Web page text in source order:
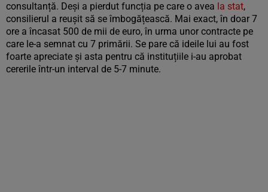
consultanță. Deși a pierdut funcția pe care o avea la stat,
consilierul a reușit să se îmbogățească. Mai exact, în doar 7
ore a încasat 500 de mii de euro, în urma unor contracte pe
care le-a semnat cu 7 primării. Se pare că ideile lui au fost
foarte apreciate și asta pentru că instituțiile i-au aprobat
cererile într-un interval de 5-7 minute.